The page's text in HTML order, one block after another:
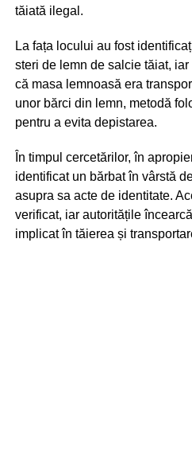
tăiată ilegal.
La fața locului au fost
steri de lemn de salcie tăiat,
că masa lemnoasă era
unor bărci din lemn, metodă
pentru a evita depistarea.
În timpul cercetărilor, în
identificat un bărbat în vârstă
asupra sa acte de identitate.
verificat, iar autoritățile
implicat în tăierea și